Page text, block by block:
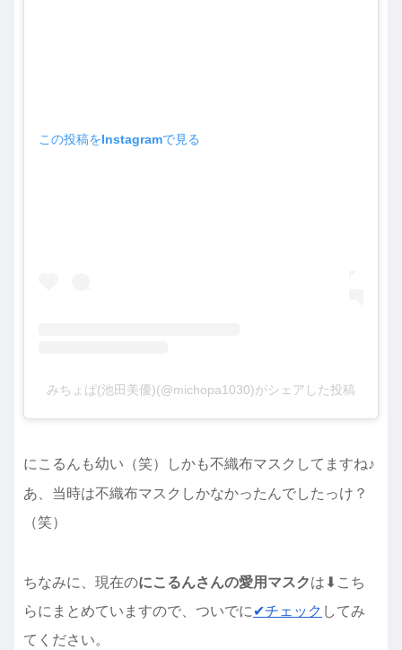
この投稿をInstagramで見る
みちょぱ(池田美優)(@michopa1030)がシェアした投稿
にこるんも幼い（笑）しかも不織布マスクしてますね♪
あ、当時は不織布マスクしかなかったんでしたっけ？
（笑）
ちなみに、現在のにこるんさんの愛用マスクは⬇︎こち
らにまとめていますので、ついでに ✔︎チェック してみ
てください。